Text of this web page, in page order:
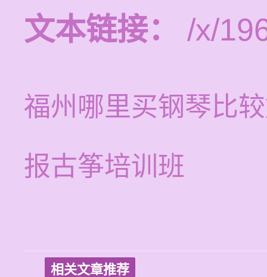
文本链接：
/x/
福州哪里买钢琴比
报古筝培训班
相关文章推荐